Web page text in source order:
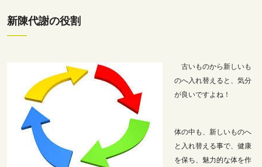
新陳代謝の役割
古いものから新しいも
のへ入れ替えると、気分
が良いですよね！
体の中も、新しいものへ
と入れ替える事で、健康
を保ち、魅力的な体を作